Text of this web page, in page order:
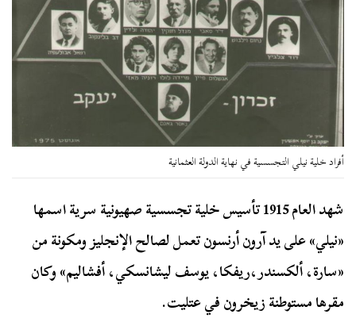
أفراد خلية نيلي التجسسية في نهاية الدولة العثمانية
شهد العام 1915 تأسيس خلية تجسسية صهيونية سرية اسمها
«نيلي» على يد آرون أرنسون تعمل لصالح الإنجليز ومكونة من
«سارة، ألكسندر،ريفكا، يوسف ليشانسكي، أفشاليم» وكان
مقرها مستوطنة زيخرون في عتليت.